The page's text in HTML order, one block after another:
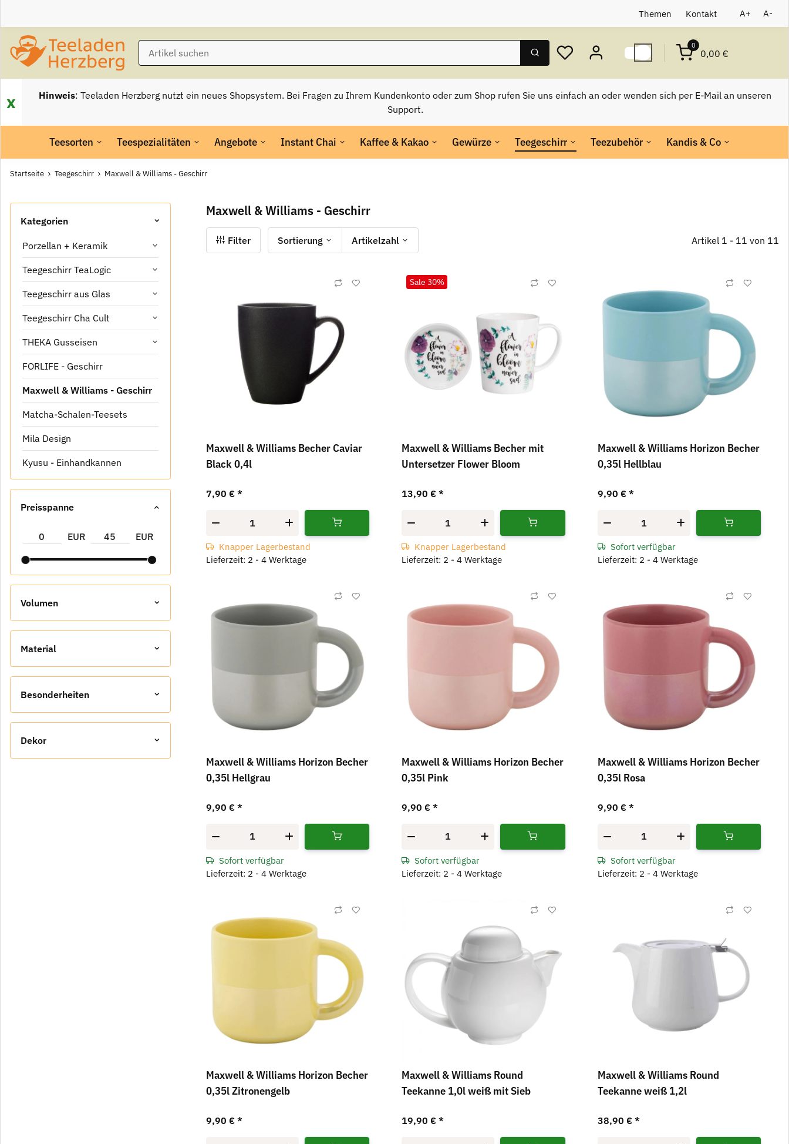
Themen Kontakt A+ A-
0
0,00 €
x Hinweis: Teeladen Herzberg nutzt ein neues Shopsystem. Bei Fragen zu Ihrem Kundenkonto oder zum Shop rufen Sie uns einfach an oder wenden sich per E-Mail an unseren
Support.
Teesorten Teespezialitäten Angebote Instant Chai Kaffee & Kakao Gewürze Teegeschirr Teezubehör Kandis & Co
Startseite Teegeschirr Maxwell & Williams - Geschirr
Maxwell & Williams - Geschirr
Filter Sortierung Artikelzahl Artikel 1 - 11 von 11
Maxwell & Williams Becher Caviar
Black 0,4l
7,90 € *
Knapper Lagerbestand
Lieferzeit: 2 - 4 Werktage
Sale 30%
Maxwell & Williams Becher mit
Untersetzer Flower Bloom
13,90 € *
Knapper Lagerbestand
Lieferzeit: 2 - 4 Werktage
Maxwell & Williams Horizon Becher
0,35l Hellblau
9,90 € *
Sofort verfügbar
Lieferzeit: 2 - 4 Werktage
Maxwell & Williams Horizon Becher
0,35l Hellgrau
9,90 € *
Sofort verfügbar
Lieferzeit: 2 - 4 Werktage
Maxwell & Williams Horizon Becher
0,35l Pink
9,90 € *
Sofort verfügbar
Lieferzeit: 2 - 4 Werktage
Maxwell & Williams Horizon Becher
0,35l Rosa
9,90 € *
Sofort verfügbar
Lieferzeit: 2 - 4 Werktage
Maxwell & Williams Horizon Becher
0,35l Zitronengelb
9,90 € *
Maxwell & Williams Round
Teekanne 1,0l weiß mit Sieb
19,90 € *
Maxwell & Williams Round
Teekanne weiß 1,2l
38,90 € *
Kategorien
Porzellan + Keramik
Teegeschirr TeaLogic
Teegeschirr aus Glas
Teegeschirr Cha Cult
THEKA Gusseisen
FORLIFE - Geschirr
Maxwell & Williams - Geschirr
Matcha-Schalen-Teesets
Mila Design
Kyusu - Einhandkannen
Preisspanne
EUR EUR
Volumen
Material
Besonderheiten
Dekor